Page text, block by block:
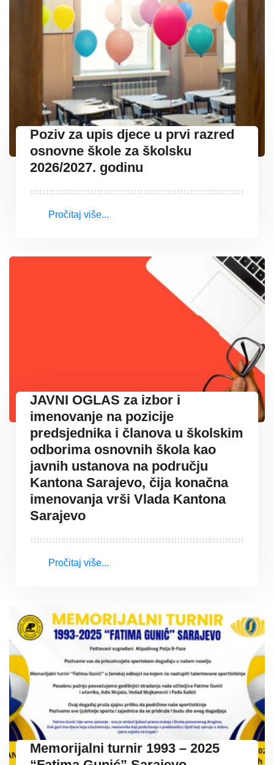
Poziv za upis djece u prvi razred
osnovne škole za školsku
2026/2027. godinu
Pročitaj više...
JAVNI OGLAS za izbor i
imenovanje na pozicije
predsjednika i članova u školskim
odborima osnovnih škola kao
javnih ustanova na području
Kantona Sarajevo, čija konačna
imenovanja vrši Vlada Kantona
Sarajevo
Pročitaj više...
Memorijalni turnir 1993 – 2025